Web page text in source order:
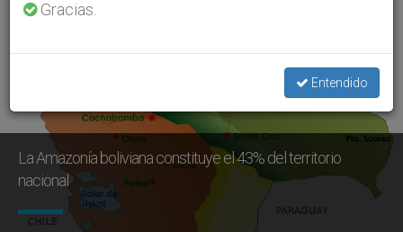
La Amazonía boliviana constituye el 43% del territorio
nacional
Gracias.
Entendido